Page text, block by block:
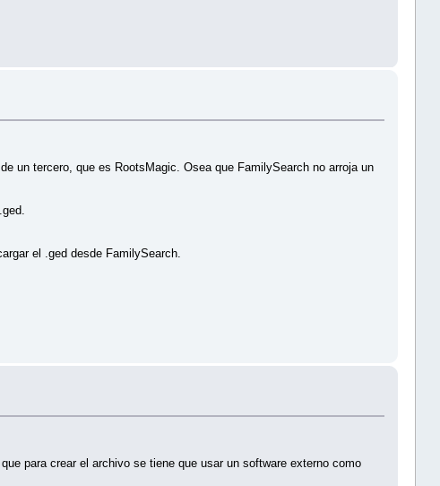
un tercero, que es RootsMagic. Osea que FamilySearch no arroja un
el .ged desde FamilySearch.
para crear el archivo se tiene que usar un software externo como